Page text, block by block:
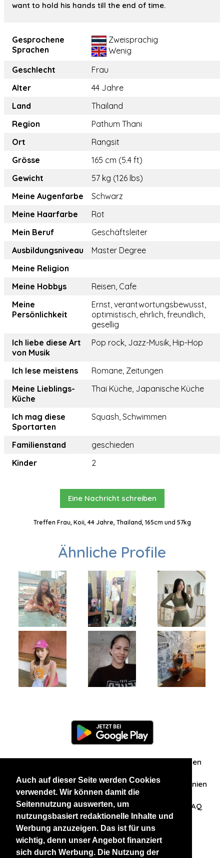
Auch auf dieser Seite werden Cookies
verwendet. Wir können damit die
Seitennutzung auswerten, um
nutzungsbasiert redaktionelle Inhalte und
Werbung anzuzeigen. Das ist für uns
wichtig, denn unser Angebot finanziert
sich durch Werbung. Die Nutzung der
want to hold his hands till the end of time.
Gesprochene
Sprachen
Zweisprachig
Wenig
Geschlecht
Frau
Alter
44 Jahre
Land
Thailand
Region
Pathum Thani
Ort
Rangsit
Grösse
165 cm (5.4 ft)
Gewicht
57 kg (126 lbs)
Meine Augenfarbe
Schwarz
Meine Haarfarbe
Rot
Mein Beruf
Geschäftsleiter
Ausbildungsniveau
Master Degree
Meine Religion
Meine Hobbys
Reisen, Cafe
Meine
Persönlichkeit
Ernst, verantwortungsbewusst,
optimistisch, ehrlich, freundlich,
gesellig
Ich liebe diese Art
von Musik
Pop rock, Jazz-Musik, Hip-Hop
Ich lese meistens
Romane, Zeitungen
Meine Lieblings-
Küche
Thai Küche, Japanische Küche
Ich mag diese
Sportarten
Squash, Schwimmen
Familienstand
geschieden
Kinder
2
Eine Nachricht schreiben
Treffen Frau, Koii, 44 Jahre, Thailand, 165cm und 57kg
Ähnliche Profile
Zuschriften/Erfahrungen
Datenschutzerklärung AGB Datenschutzrichtlinien
Nehmen Sie Kontakt mit uns auf FAQ
Unsere anderen Websites